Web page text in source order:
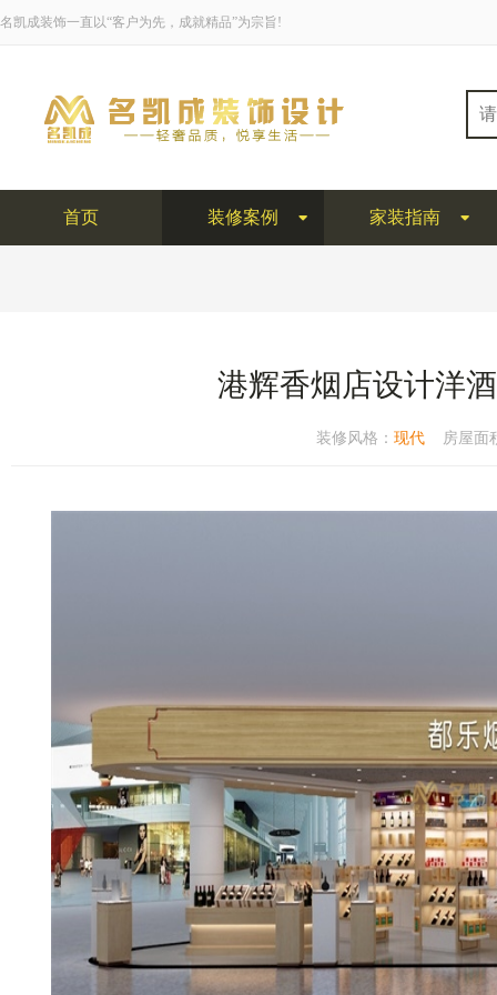
名凯成装饰一直以“客户为先，成就精品”为宗旨!
首页 装修案例 家装指南
港辉香烟店设计洋
装修风格： 现代 房屋面